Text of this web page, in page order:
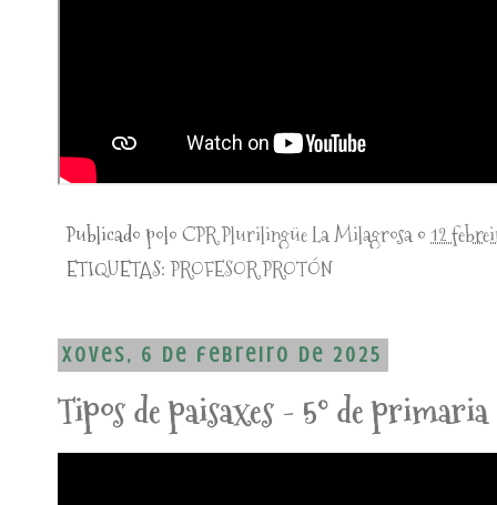
Publicado poloCPR Plurilingüe La Milagrosao12
ETIQUETAS:PROFESOR PROTÓN
xoves, 6 de febreiro de 2025
Tipos de paisaxes - 5º de primaria